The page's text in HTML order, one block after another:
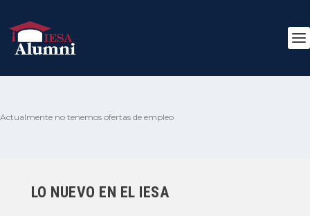
Actualmente no tenemos ofertas de empleo
LO NUEVO EN EL IESA